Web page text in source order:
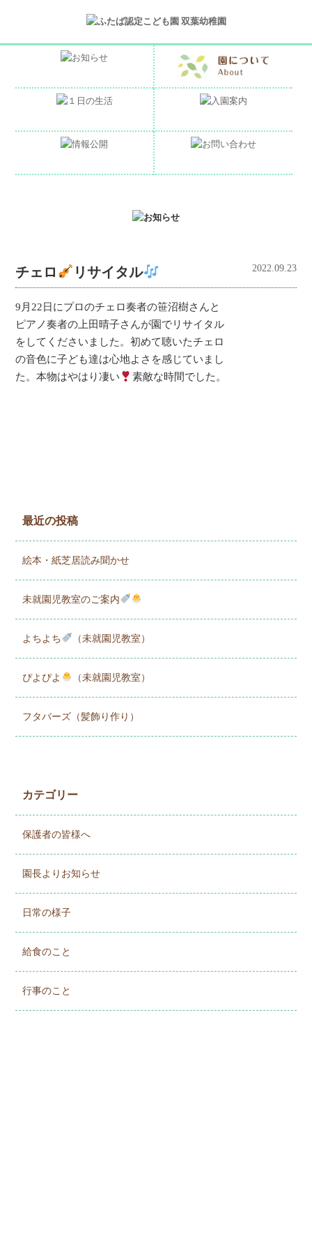
チェロ リサイタル 2022.09.23
9月22日にプロのチェロ奏者の笹沼樹さんと
ピアノ奏者の上田晴子さんが園でリサイタル
をしてくださいました。初めて聴いたチェロ
の音色に子ども達は心地よさを感じていまし
た。本物はやはり凄い
素敵な時間でした。
最近の投稿
絵本・紙芝居読み聞かせ
未就園児教室のご案内
よちよち （未就園児教室）
ぴよぴよ （未就園児教室）
フタバーズ（髪飾り作り）
カテゴリー
保護者の皆様へ
園長よりお知らせ
日常の様子
給食のこと
行事のこと